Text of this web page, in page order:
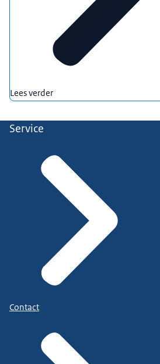
Lees verder
Service
Contact